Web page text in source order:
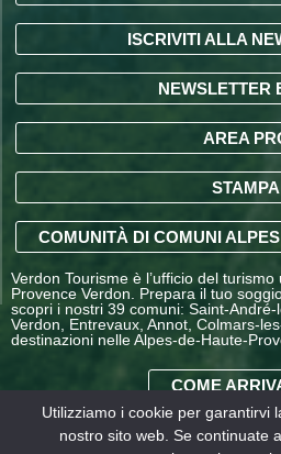
ISCRIVITI ALLA
NEWSLETTER
AREA
STAMPA
COMUNITÀ DI COMUNI
Verdon Tourisme è l’ufficio del
Provence Verdon. Prepara il tuo
scopri i nostri 39 comuni: Saint-
Verdon, Entrevaux, Annot, Colmars-
destinazioni nelle Alpes-de-Haute-
COME
CONDIZIONI
Utilizziamo i cookie per garantirvi
nostro sito web. Se continuate